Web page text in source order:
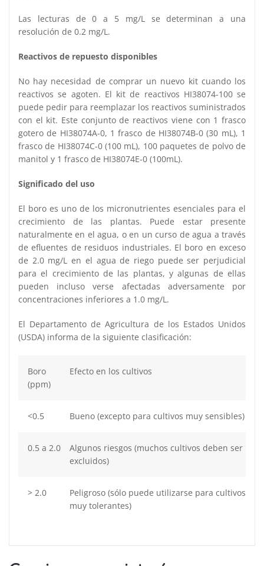
Las lecturas de 0 a 5 mg/L se determinan a una
resolución de 0.2 mg/L.
Reactivos de repuesto disponibles
No hay necesidad de comprar un nuevo kit cuando los
reactivos se agoten. El kit de reactivos HI38074-100 se
puede pedir para reemplazar los reactivos suministrados
con el kit. Este conjunto de reactivos viene con 1 frasco
gotero de HI38074A-0, 1 frasco de HI38074B-0 (30 mL), 1
frasco de HI38074C-0 (100 mL), 100 paquetes de polvo de
manitol y 1 frasco de HI38074E-0 (100mL).
Significado del uso
El boro es uno de los micronutrientes esenciales para el
crecimiento de las plantas. Puede estar presente
naturalmente en el agua, o en un curso de agua a través
de efluentes de residuos industriales. El boro en exceso
de 2.0 mg/L en el agua de riego puede ser perjudicial
para el crecimiento de las plantas, y algunas de ellas
pueden incluso verse afectadas adversamente por
concentraciones inferiores a 1.0 mg/L.
El Departamento de Agricultura de los Estados Unidos
(USDA) informa de la siguiente clasificación:
Boro
(ppm)
Efecto en los cultivos
<0.5 Bueno (excepto para cultivos muy sensibles)
0.5 a 2.0
Algunos riesgos (muchos cultivos deben ser
excluidos)
> 2.0
Peligroso (sólo puede utilizarse para cultivos
muy tolerantes)